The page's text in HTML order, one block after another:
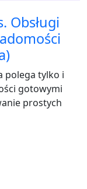
Obsługi
polega tylko i
gotowymi
prostych